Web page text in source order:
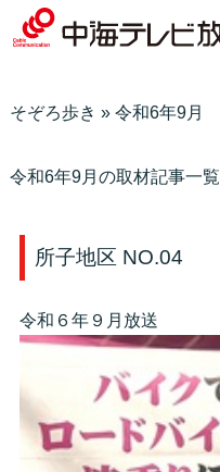
そぞろ歩き » 令和6年9月
令和6年9月の取材記事一覧
所子地区 NO.04
令和６年９月放送